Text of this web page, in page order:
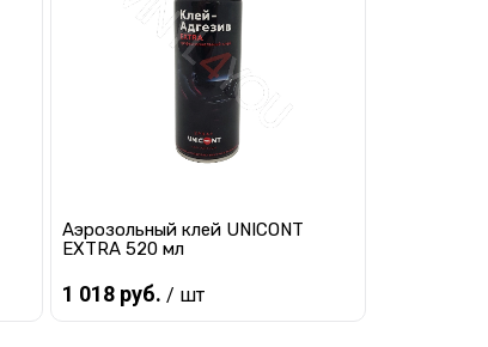
Аэрозольный клей UNICONT
EXTRA 520 мл
1 018 руб. / шт